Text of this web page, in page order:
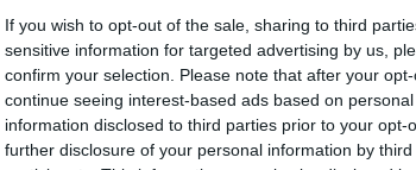
If you wish to opt-out of the sale, sharing to third
sensitive information for targeted advertising by us,
confirm your selection. Please note that after your
continue seeing interest-based ads based on
information disclosed to third parties prior to your
further disclosure of your personal information by
Laurent Mekies veszi át, azt pedig
mit fog kezdeni a helyzettel.
aki ugyan jelenleg továbbra is a Red Bull
így is marad. Ebben az esetben pedig